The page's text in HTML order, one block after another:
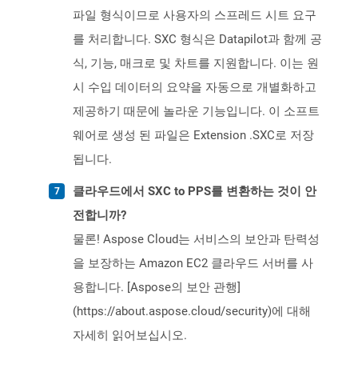
파일 형식이므로 사용자의 스프레드 시트 요구
를 처리합니다. SXC 형식은 Datapilot과 함께 공
식, 기능, 매크로 및 차트를 지원합니다. 이는 원
시 수입 데이터의 요약을 자동으로 개별화하고
제공하기 때문에 놀라운 기능입니다. 이 소프트
웨어로 생성 된 파일은 Extension .SXC로 저장
됩니다.
클라우드에서 SXC to PPS를 변환하는 것이 안
전합니까?
물론! Aspose Cloud는 서비스의 보안과 탄력성
을 보장하는 Amazon EC2 클라우드 서버를 사
용합니다. [Aspose의 보안 관행]
(https://about.aspose.cloud/security)에 대해
자세히 읽어보십시오.